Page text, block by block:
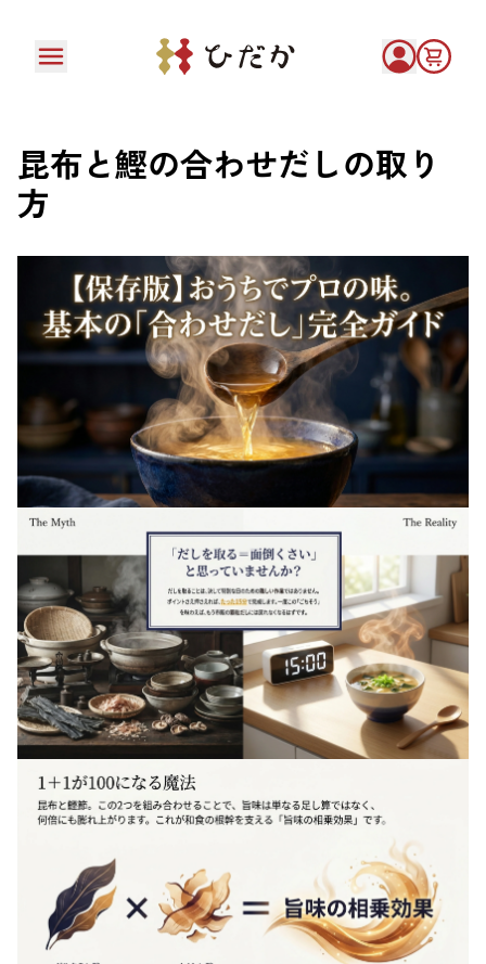
昆布と鰹の合わせだしの取り
方